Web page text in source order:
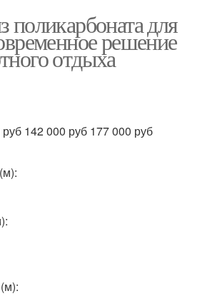
поликарбоната для
решение
отдыха
142 000 руб 177 000 руб